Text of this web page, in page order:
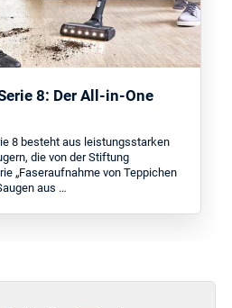
8: Der All-in-One
8 besteht aus leistungsstarken
die von der Stiftung
„Faseraufnahme von Teppichen
aus …